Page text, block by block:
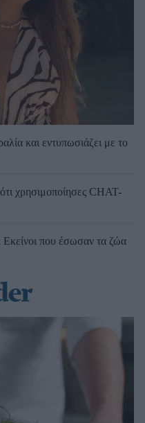
και εντυπωσιάζει με το
χρησιμοποίησες CHAT-
Εκείνοι που έσωσαν τα ζώα